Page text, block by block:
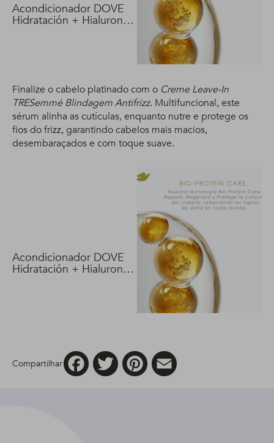
Acondicionador DOVE
Hidratación + Hialuron
Finalize o cabelo platinado com o Creme Leave-In
TRESemmé Blindagem Antifrizz. Multifuncional, este
sérum alinha as cutículas, enquanto nutre e protege os
fios do frizz, garantindo cabelos mais macios,
desembaraçados e com toque suave.
Acondicionador DOVE
Hidratación + Hialuron
Compartilhar
FacebookTwitter Pinterest